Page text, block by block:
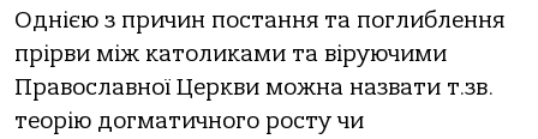
Однією з причин постання та поглиблення
прірви між католиками та віруючими
Православної Церкви можна назвати т.зв.
теорію догматичного росту чи